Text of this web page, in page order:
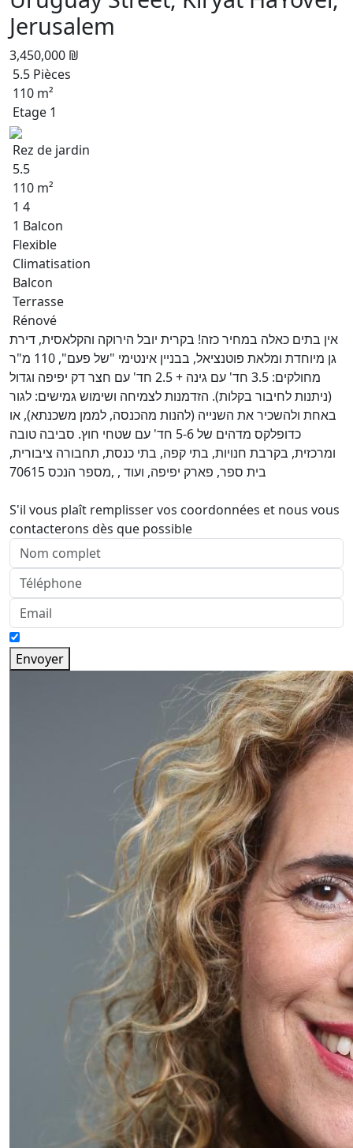
Jerusalem
3,450,000 ₪
5.5 Pièces
110 m²
Etage 1
Rez de jardin
5.5
110 m²
1 4
1 Balcon
Flexible
Climatisation
Balcon
Terrasse
Rénové
אין בתים כאלה במחיר כזה! בקרית יובל הירוקה והקלאסית, דירת
גן מיוחדת ומלאת פוטנציאל, בבניין אינטימי "של פעם", 110 מ"ר
מחולקים: 3.5 חד' עם גינה + 2.5 חד' עם חצר דק יפיפה וגדול
(ניתנות לחיבור בקלות). הזדמנות לצמיחה ושימוש גמישים: לגור
באחת ולהשכיר את השנייה (להנות מהכנסה, לממן משכנתא), או
כדופלקס מדהים של 5-6 חד' עם שטחי חוץ. סביבה טובה
ומרכזית, בקרבת חנויות, בתי קפה, בתי כנסת, תחבורה ציבורית,
בית ספר, פארק יפיפה, ועוד , ,מספר הנכס 70615
S'il vous plaît remplisser vos coordonnées et nous vous
contacterons dès que possible
Envoyer